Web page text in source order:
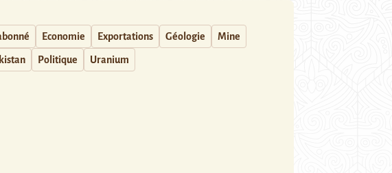
Economie Exportations Géologie Mine
Politique Uranium